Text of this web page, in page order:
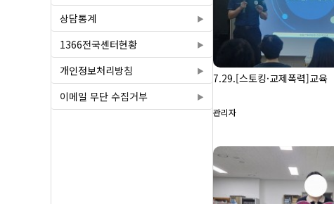
상담통계
1366전국센터현황
개인정보처리방침
이메일 무단 수집거부
7.29.[스토킹·교제폭력]교육
관리자